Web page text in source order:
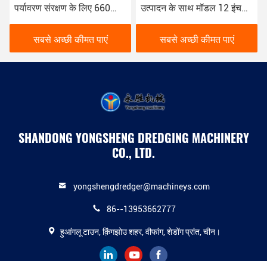
पर्यावरण संरक्षण के लिए 660
किलोवाट 8 इंच का छोटा ड्रेजर
सबसे अच्छी कीमत पाएं
उत्पादन के साथ मॉडल 12 इंच
पाइप काटने सक्शन ड्रेजर
सबसे अच्छी कीमत पाएं
SHANDONG YONGSHENG DREDGING MACHINERY
CO., LTD.
yongshengdredger@machineys.com
86--13953662777
हुआंगलू टाउन, क़िंगझोउ शहर, वीफांग, शेडोंग प्रांत, चीन।